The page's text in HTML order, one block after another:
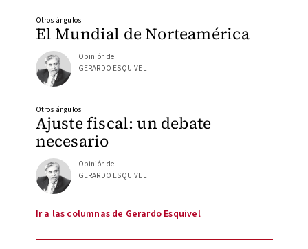
El Mundial de Norteamérica
Otros ángulos
Opinión de
GERARDO ESQUIVEL
Ajuste fiscal: un debate
necesario
Otros ángulos
Opinión de
GERARDO ESQUIVEL
Ir a las columnas de Gerardo Esquivel